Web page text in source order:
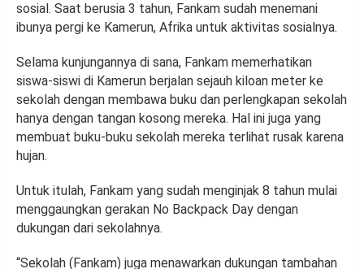
sosial. Saat berusia 3 tahun, Fankam sudah menemani
ibunya pergi ke Kamerun, Afrika untuk aktivitas sosialnya.
Selama kunjungannya di sana, Fankam memerhatikan
siswa-siswi di Kamerun berjalan sejauh kiloan meter ke
sekolah dengan membawa buku dan perlengkapan sekolah
hanya dengan tangan kosong mereka. Hal ini juga yang
membuat buku-buku sekolah mereka terlihat rusak karena
hujan.
Untuk itulah, Fankam yang sudah menginjak 8 tahun mulai
menggaungkan gerakan No Backpack Day dengan
dukungan dari sekolahnya.
“Sekolah (Fankam) juga menawarkan dukungan tambahan